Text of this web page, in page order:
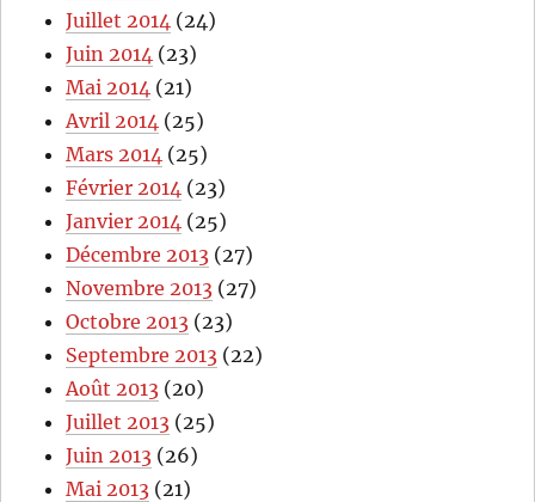
Juillet 2014 (24)
Juin 2014 (23)
Mai 2014 (21)
Avril 2014 (25)
Mars 2014 (25)
Février 2014 (23)
Janvier 2014 (25)
Décembre 2013 (27)
Novembre 2013 (27)
Octobre 2013 (23)
Septembre 2013 (22)
Août 2013 (20)
Juillet 2013 (25)
Juin 2013 (26)
Mai 2013 (21)